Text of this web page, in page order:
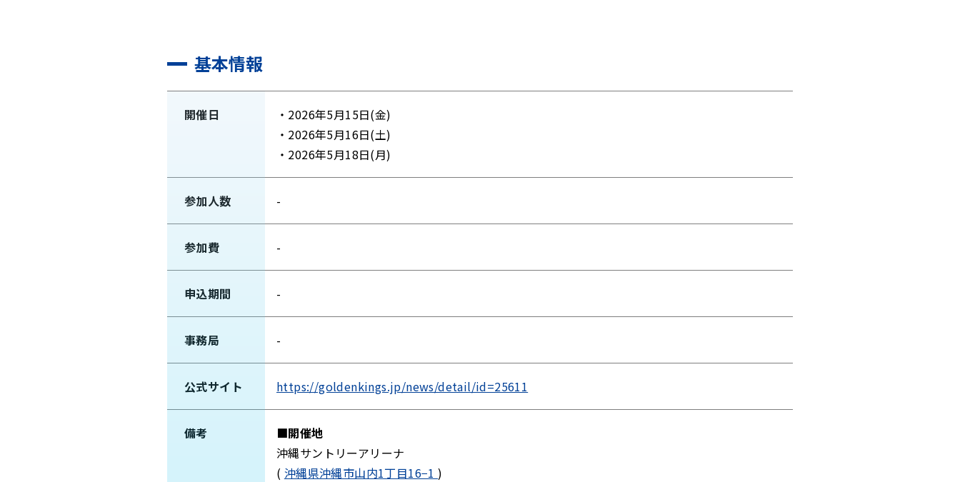
基本情報
開催日
・2026年5月15日(金)
・2026年5月16日(土)
・2026年5月18日(月)
参加人数 -
参加費 -
申込期間 -
事務局 -
公式サイト https://goldenkings.jp/news/detail/id=25611
備考
■開催地
沖縄サントリーアリーナ
( 沖縄県沖縄市山内1丁目16−1)